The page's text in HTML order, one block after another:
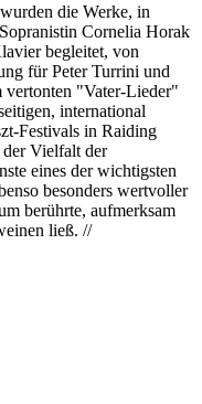
die Werke, in
Cornelia Horak
begleitet, von
für Peter Turrini und
vertonten "Vater-Lieder"
international
Festivals in Raiding
Vielfalt der
eines der wichtigsten
besonders wertvoller
berührte, aufmerksam
ließ. //